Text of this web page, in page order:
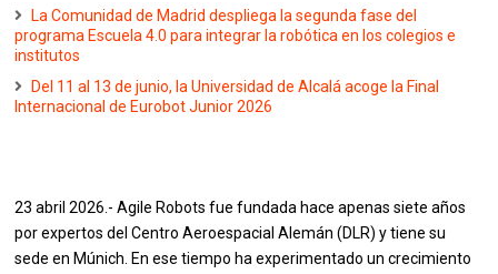
La Comunidad de Madrid despliega la segunda fase del
programa Escuela 4.0 para integrar la robótica en los colegios e
institutos
Del 11 al 13 de junio, la Universidad de Alcalá acoge la Final
Internacional de Eurobot Junior 2026
23 abril 2026.- Agile Robots fue fundada hace apenas siete años
por expertos del Centro Aeroespacial Alemán (DLR) y tiene su
sede en Múnich. En ese tiempo ha experimentado un crecimiento